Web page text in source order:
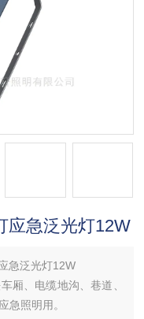
应急泛光灯12W
急泛光灯12W
厢、电缆地沟、巷道、
急照明用。